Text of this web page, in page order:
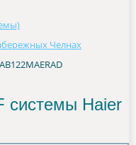
Челнах
системы Haier